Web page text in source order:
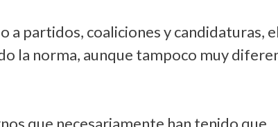
a partidos, coaliciones y candidaturas,
la norma, aunque tampoco muy